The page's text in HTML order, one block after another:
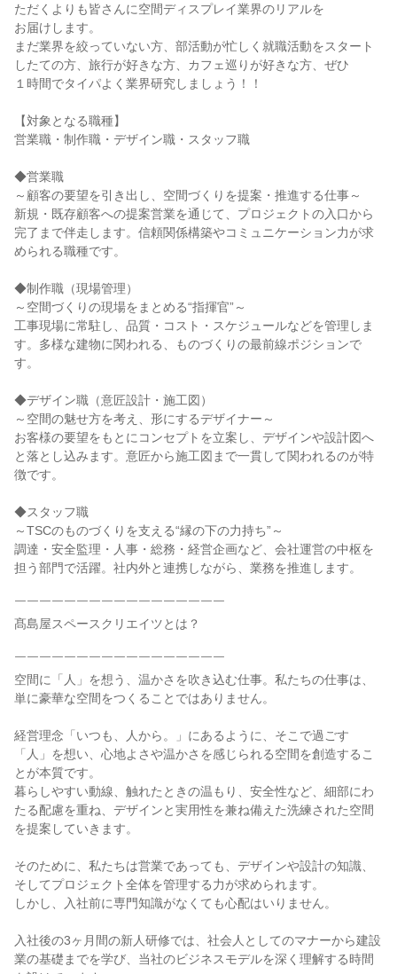
ただくよりも皆さんに空間ディスプレイ業界のリアルを
お届けします。
まだ業界を絞っていない方、部活動が忙しく就職活動をスタート
したての方、旅行が好きな方、カフェ巡りが好きな方、ぜひ
１時間でタイパよく業界研究しましょう！！
【対象となる職種】
営業職・制作職・デザイン職・スタッフ職
◆営業職
～顧客の要望を引き出し、空間づくりを提案・推進する仕事～
新規・既存顧客への提案営業を通じて、プロジェクトの入口から
完了まで伴走します。信頼関係構築やコミュニケーション力が求
められる職種です。
◆制作職（現場管理）
～空間づくりの現場をまとめる“指揮官”～
工事現場に常駐し、品質・コスト・スケジュールなどを管理しま
す。多様な建物に関われる、ものづくりの最前線ポジションで
す。
◆デザイン職（意匠設計・施工図）
～空間の魅せ方を考え、形にするデザイナー～
お客様の要望をもとにコンセプトを立案し、デザインや設計図へ
と落とし込みます。意匠から施工図まで一貫して関われるのが特
徴です。
◆スタッフ職
～TSCのものづくりを支える“縁の下の力持ち”～
調達・安全監理・人事・総務・経営企画など、会社運営の中枢を
担う部門で活躍。社内外と連携しながら、業務を推進します。
￣￣￣￣￣￣￣￣￣￣￣￣￣￣￣￣￣
髙島屋スペースクリエイツとは？
￣￣￣￣￣￣￣￣￣￣￣￣￣￣￣￣￣
空間に「人」を想う、温かさを吹き込む仕事。私たちの仕事は、
単に豪華な空間をつくることではありません。
経営理念「いつも、人から。」にあるように、そこで過ごす
「人」を想い、心地よさや温かさを感じられる空間を創造するこ
とが本質です。
暮らしやすい動線、触れたときの温もり、安全性など、細部にわ
たる配慮を重ね、デザインと実用性を兼ね備えた洗練された空間
を提案していきます。
そのために、私たちは営業であっても、デザインや設計の知識、
そしてプロジェクト全体を管理する力が求められます。
しかし、入社前に専門知識がなくても心配はいりません。
入社後の3ヶ月間の新人研修では、社会人としてのマナーから建設
業の基礎までを学び、当社のビジネスモデルを深く理解する時間